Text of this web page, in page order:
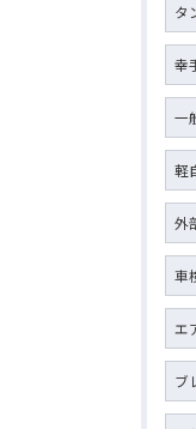
タ
幸
一
軽
外
車
エ
ブ